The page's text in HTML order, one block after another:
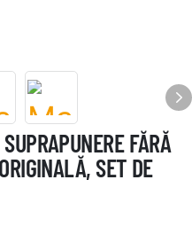
FĂRĂ
SET DE